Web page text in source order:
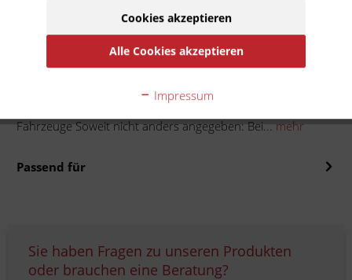
Auf die Merkliste
Fahrzeuge Soweit nicht anders angegeben: Bei... mehr
Passend für
Sie haben Fragen zu unseren Produkten
oder brauchen eine Beratung?
Cookies akzeptieren
Alle Cookies akzeptieren
Impressum